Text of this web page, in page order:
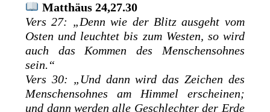
Matthäus 24,27.30
Vers 27: „Denn wie der Blitz ausgeht vom
Osten und leuchtet bis zum Westen, so wird
auch das Kommen des Menschensohnes
sein.“
Vers 30: „Und dann wird das Zeichen des
Menschensohnes am Himmel erscheinen;
und dann werden alle Geschlechter der Erde